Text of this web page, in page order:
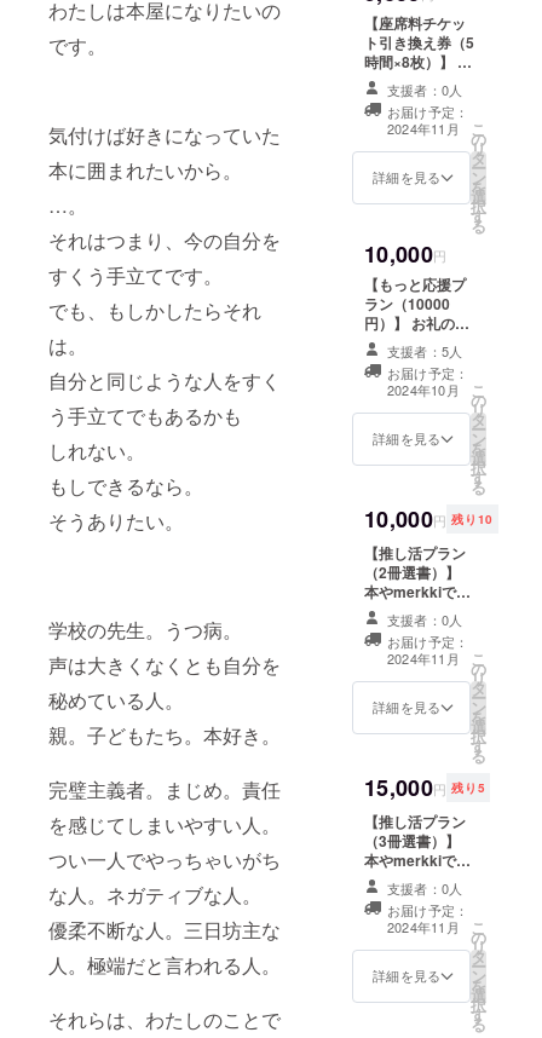
わたしは本屋になりたいの
です。
気付けば好きになっていた
本に囲まれたいから。
…。
それはつまり、今の自分を
すくう手立てです。
でも、もしかしたらそれ
は。
自分と同じような人をすく
う手立てでもあるかも
しれない。
もしできるなら。
そうありたい。
学校の先生。うつ病。
声は大きくなくとも自分を
秘めている人。
親。子どもたち。本好き。
完璧主義者。まじめ。責任
を感じてしまいやすい人。
つい一人でやっちゃいがち
な人。ネガティブな人。
優柔不断な人。三日坊主な
人。極端だと言われる人。
それらは、わたしのことで
メールもしくは
各種SNS等を利
用して送付する
予定です。期日
までに来店いた
だき、座席料チ
ケットへの引き
換えを済ませて
ください。 ※詳
しくは、メール
にて調整いたし
【座席料チケッ
ト引き換え券（5
時間×8枚）】 本
やmerkkiで使う
ことのできるチ
ケット（5時間以
内×8枚）と引換
ができるデジタ
ルチケットをお
30日まで）は
メールもしくは
各種SNS等を利
用して送付する
予定です。期日
までに来店いた
だき、座席料チ
ケットへの引き
換えを済ませて
ください。 ※詳
しくは、メール
にて調整いたし
支援者：0人
お届け予定：
2024年11月
詳細を見る
こ
の
リ
タ
ー
ン
を
選
択
す
る
10,000円
【もっと応援プ
ラン（10000
円）】 お礼の
メッセージをお
送りします。 ※
このリターンは
各種「応援プラ
ン，もっと応援
プラン」（3000
ターンと同じ内
容になります。
支援者：5人
お届け予定：
2024年10月
詳細を見る
こ
の
リ
タ
ー
ン
を
選
択
す
る
10,000円 残り10
【推し活プラン
（2冊選書）】
本やmerkkiで取
り扱う本を2冊指
定できます。 ※
少なくとも1年以
上は仕入れま
す。 ※すべての
出版社に対応し
ルにて調整いた
します。
支援者：0人
お届け予定：
2024年11月
詳細を見る
こ
の
リ
タ
ー
ン
を
選
択
す
る
15,000円 残り5
【推し活プラン
（3冊選書）】
本やmerkkiで取
り扱う本を3冊指
定できます。 ※
少なくとも1年以
上は仕入れま
す。 ※すべての
出版社に対応し
支援者：0人
お届け予定：
2024年11月
詳細を見る
こ
の
リ
タ
ー
ン
を
選
択
す
る